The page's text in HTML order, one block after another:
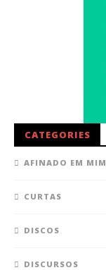
CATEGORIES
AFINADO EM MIM
CURTAS
DISCOS
DISCURSOS